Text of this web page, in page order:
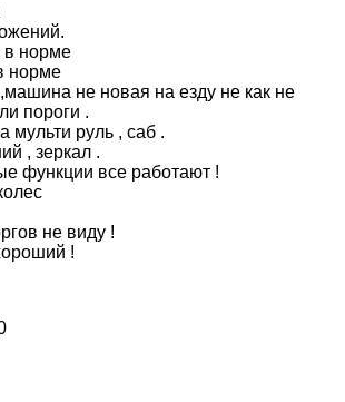
в норме
норме
не новая на езду не как не
пороги .
мульти руль , саб .
, зеркал .
функции все работают !
не виду !
!